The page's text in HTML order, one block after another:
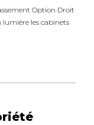
Option Droit
lumière les cabinets